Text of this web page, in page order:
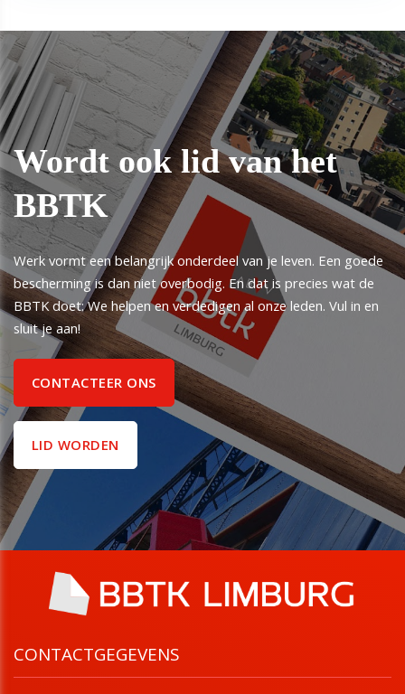
Wordt ook lid van het
BBTK
Werk vormt een belangrijk onderdeel van je leven. Een goede
bescherming is dan niet overbodig. En dat is precies wat de
BBTK doet: We helpen en verdedigen al onze leden. Vul in en
sluit je aan!
CONTACTEER ONS
LID WORDEN
CONTACTGEGEVENS